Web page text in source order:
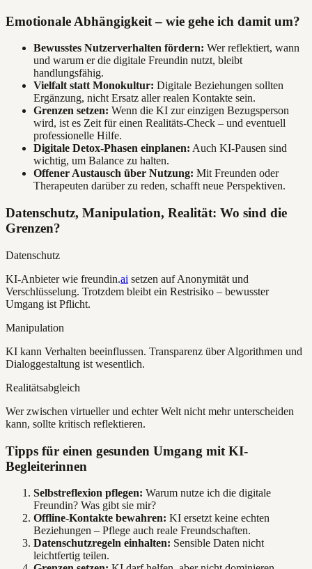
Emotionale Abhängigkeit – wie gehe ich damit um?
Bewusstes Nutzerverhalten fördern: Wer reflektiert, wann
und warum er die digitale Freundin nutzt, bleibt
handlungsfähig.
Vielfalt statt Monokultur: Digitale Beziehungen sollten
Ergänzung, nicht Ersatz aller realen Kontakte sein.
Grenzen setzen: Wenn die KI zur einzigen Bezugsperson
wird, ist es Zeit für einen Realitäts-Check – und eventuell
professionelle Hilfe.
Digitale Detox-Phasen einplanen: Auch KI-Pausen sind
wichtig, um Balance zu halten.
Offener Austausch über Nutzung: Mit Freunden oder
Therapeuten darüber zu reden, schafft neue Perspektiven.
Datenschutz, Manipulation, Realität: Wo sind die
Grenzen?
Datenschutz
KI-Anbieter wie freundin.ai setzen auf Anonymität und
Verschlüsselung. Trotzdem bleibt ein Restrisiko – bewusster
Umgang ist Pflicht.
Manipulation
KI kann Verhalten beeinflussen. Transparenz über Algorithmen und
Dialoggestaltung ist wesentlich.
Realitätsabgleich
Wer zwischen virtueller und echter Welt nicht mehr unterscheiden
kann, sollte kritisch reflektieren.
Tipps für einen gesunden Umgang mit KI-
Begleiterinnen
Selbstreflexion pflegen: Warum nutze ich die digitale
Freundin? Was gibt sie mir?
Offline-Kontakte bewahren: KI ersetzt keine echten
Beziehungen – Pflege auch reale Freundschaften.
Datenschutzregeln einhalten: Sensible Daten nicht
leichtfertig teilen.